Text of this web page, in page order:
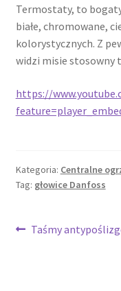
Termostaty, to
białe, chromowane,
kolorystycznych. Z
widzi misie stosowny
https://
Kategoria: Centralne
Tag: głowice Danfoss
Nawigacja
Poprzedni
Taśmy